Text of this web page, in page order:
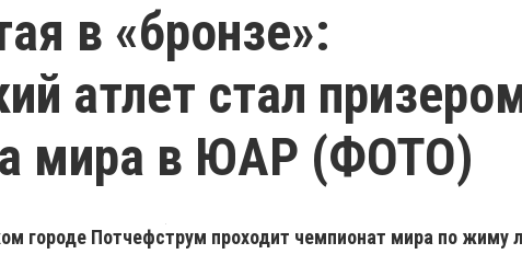
в «бронзе»:
атлет стал
мира в ЮАР (ФОТО)
городе Потчефструм проходит чемпионат мира по жиму